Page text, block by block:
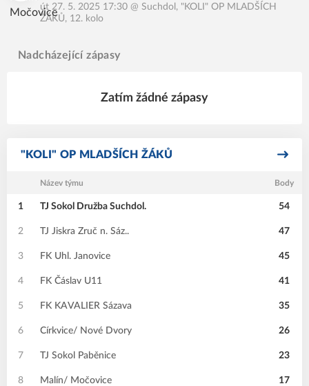
út 27. 5. 2025 17:30 @ Suchdol , "KOLI" OP MLADŠÍCH
ŽÁKŮ, 12. kolo
Nadcházející zápasy
Zatím žádné zápasy
"KOLI" OP MLADŠÍCH ŽÁKŮ
Název týmu Body
1 TJ Sokol Družba Suchdol. 54
2 TJ Jiskra Zruč n. Sáz.. 47
3 FK Uhl. Janovice 45
4 FK Čáslav U11 41
5 FK KAVALIER Sázava 35
6 Církvice/ Nové Dvory 26
7 TJ Sokol Paběnice 23
8 Malín/ Močovice 17